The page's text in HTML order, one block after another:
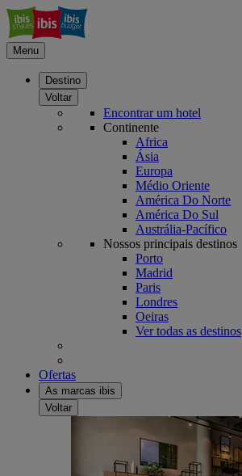
Menu
Destino
Voltar
Encontrar um hotel
Continente
Africa
Ásia
Europa
Médio Oriente
América Do Norte
América Do Sul
Austrália-Pacífico
Nossos principais destinos
Porto
Madrid
Paris
Londres
Oeiras
Ver todas as destinos
Ofertas
As marcas ibis
Voltar